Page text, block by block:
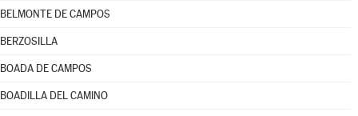
BELMONTE DE CAMPOS
BERZOSILLA
BOADA DE CAMPOS
BOADILLA DEL CAMINO